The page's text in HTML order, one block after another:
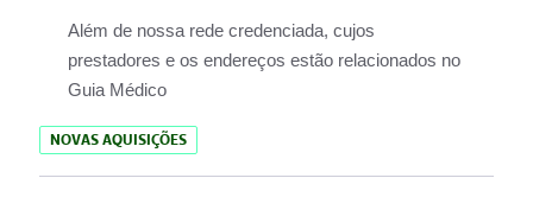
Além de nossa rede credenciada, cujos
prestadores e os endereços estão relacionados no
Guia Médico
NOVAS AQUISIÇÕES